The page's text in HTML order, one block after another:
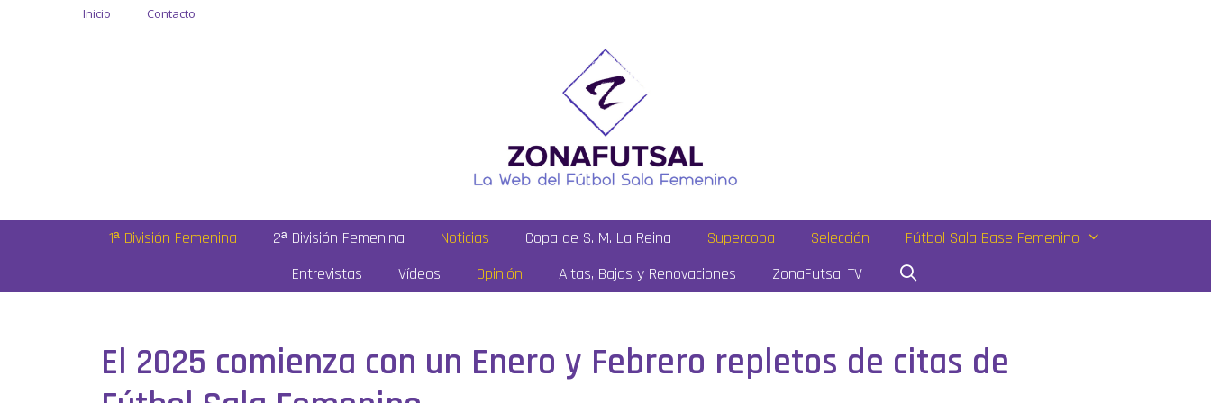
Inicio Contacto
1ª División Femenina 2ª División Femenina Noticias Copa de S. M. La Reina Supercopa Selección
Fútbol Sala Base Femenino
Entrevistas
Vídeos Opinión Altas, Bajas y Renovaciones ZonaFutsal TV
El 2025 comienza con un Enero y Febrero repletos de citas de